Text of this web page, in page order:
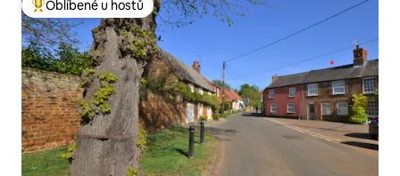
Nejlepší v kategorii Oblíbené u hostů
Oblíbené u hostů